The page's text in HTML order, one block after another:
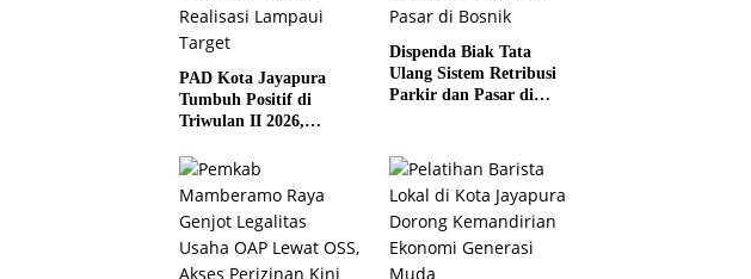
PAD Kota Jayapura
Tumbuh Positif di
Triwulan II 2026,
Target
Dispenda Biak Tata
Ulang Sistem Retribusi
Parkir dan Pasar di